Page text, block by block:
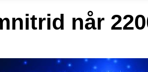
når